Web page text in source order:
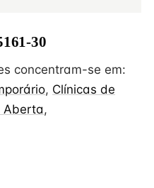
30
concentram-se em:
, Clínicas de
Aberta,